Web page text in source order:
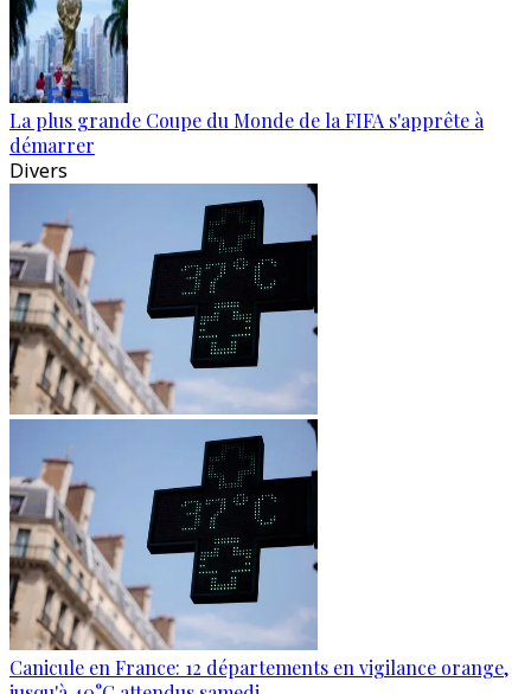
La plus grande Coupe du Monde de la FIFA s'apprête à
démarrer
Divers
Canicule en France: 12 départements en vigilance orange,